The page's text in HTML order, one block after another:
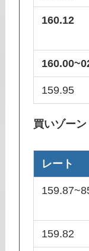
160.12
159.95
買いゾーン
レート
159.82